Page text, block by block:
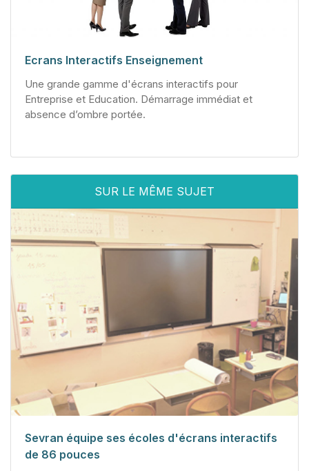
Ecrans Interactifs Enseignement
Une grande gamme d'écrans interactifs pour
Entreprise et Education. Démarrage immédiat et
absence d’ombre portée.
SUR LE MÊME SUJET
Sevran équipe ses écoles d'écrans interactifs
de 86 pouces